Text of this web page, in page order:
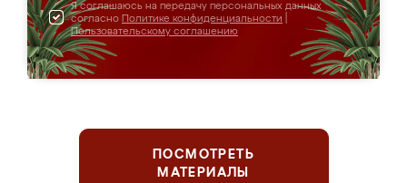
Я соглашаюсь на передачу персональных данных
согласно Политике конфиденциальности
Пользовательскому соглашению
ПОСМОТРЕТЬ
МАТЕРИАЛЫ